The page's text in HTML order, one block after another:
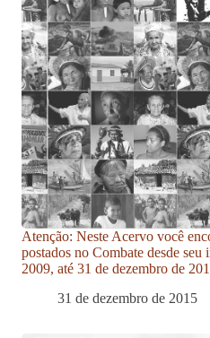
Atenção: Neste Acervo você
postados no Combate desde
2009, até 31 de dezembro de
31 de dezembro de 2015